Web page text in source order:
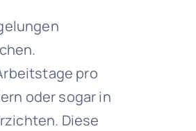
pro
oder sogar in
Diese